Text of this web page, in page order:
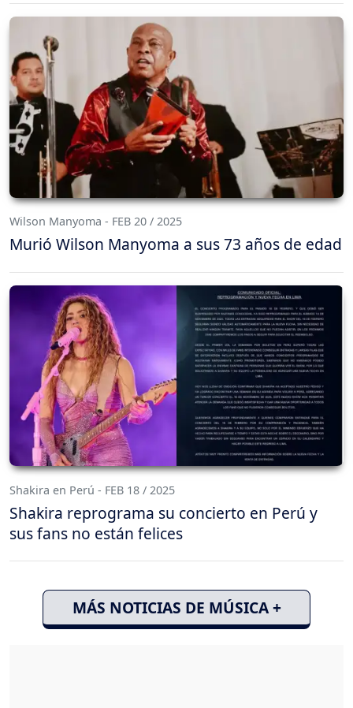
Wilson Manyoma - FEB 20 / 2025
Murió Wilson Manyoma a sus 73 años de edad
Shakira en Perú - FEB 18 / 2025
Shakira reprograma su concierto en Perú y
sus fans no están felices
MÁS NOTICIAS DE MÚSICA +